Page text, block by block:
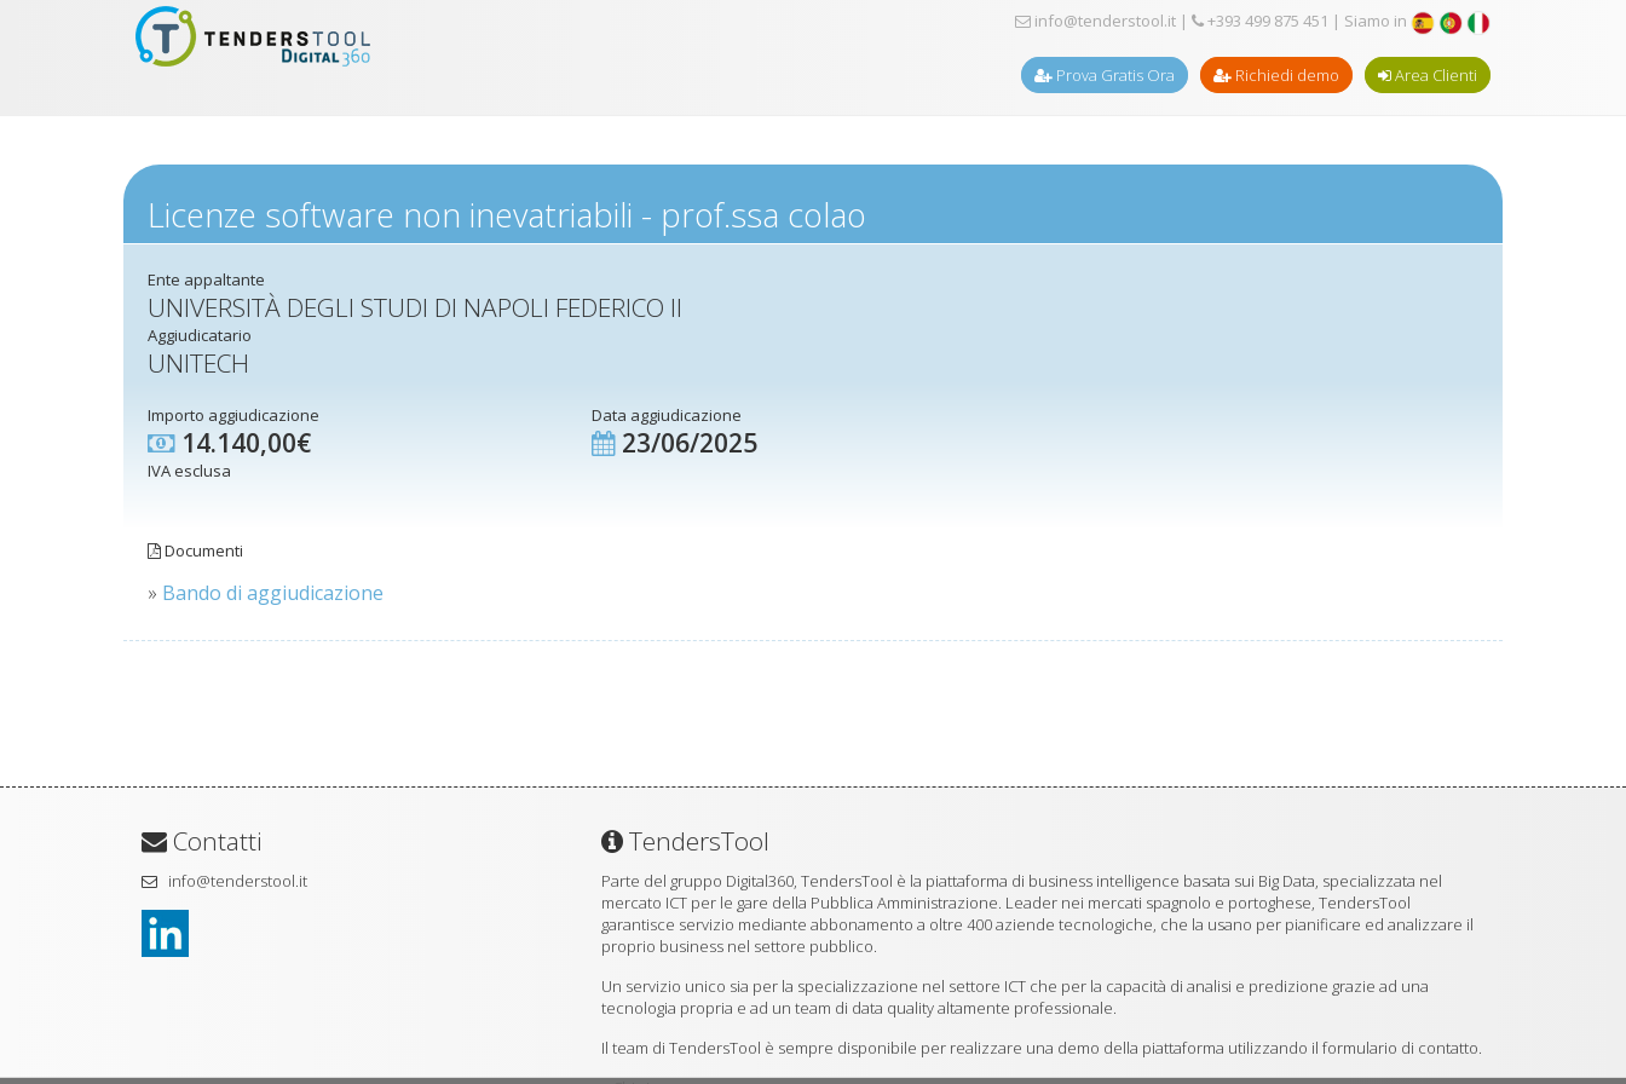
info@tenderstool.it | +393 499 875 451 | Siamo in
Prova Gratis Ora Richiedi demo Area Clienti
Licenze software non inevatriabili - prof.ssa colao
Ente appaltante
UNIVERSITÀ DEGLI STUDI DI NAPOLI FEDERICO II
Aggiudicatario
UNITECH
Importo aggiudicazione
14.140,00€
IVA esclusa
Data aggiudicazione
23/06/2025
Documenti
» Bando di aggiudicazione
Contatti
info@tenderstool.it
TendersTool
Parte del gruppo Digital360, TendersTool è la piattaforma di business intelligence basata sui Big Data, specializzata nel
mercato ICT per le gare della Pubblica Amministrazione. Leader nei mercati spagnolo e portoghese, TendersTool
garantisce servizio mediante abbonamento a oltre 400 aziende tecnologiche, che la usano per pianificare ed analizzare il
proprio business nel settore pubblico.
Un servizio unico sia per la specializzazione nel settore ICT che per la capacità di analisi e predizione grazie ad una
tecnologia propria e ad un team di data quality altamente professionale.
Il team di TendersTool è sempre disponibile per realizzare una demo della piattaforma utilizzando il formulario di contatto.